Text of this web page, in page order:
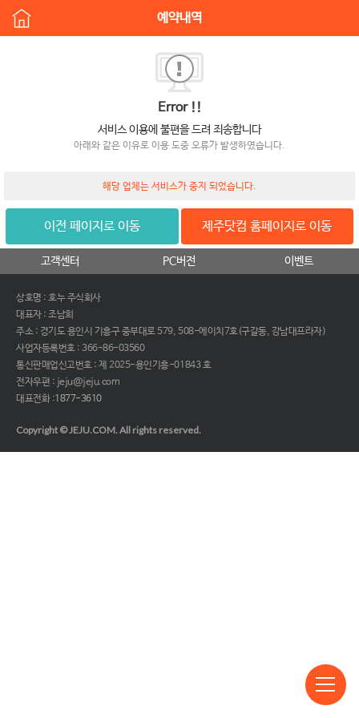
예약내역
Error !!
서비스 이용에 불편을 드려 죄송합니다
아래와 같은 이유로 이용 도중 오류가 발생하였습니다.
해당 업체는 서비스가 중지 되었습니다.
이전 페이지로 이동 제주닷컴 홈페이지로 이동
고객센터 PC버전 이벤트
상호명 : 호누 주식회사
대표자 : 조남희
주소 : 경기도 용인시 기흥구 중부대로 579, 508-에이치7호(구갈동, 강남대프라자)
사업자등록번호 : 366-86-03560
통신판매업신고번호 : 제 2025-용인기흥-01843 호
전자우편 : jeju@jeju.com
대표전화 :1877-3610
Copyright © JEJU.COM. All rights reserved.